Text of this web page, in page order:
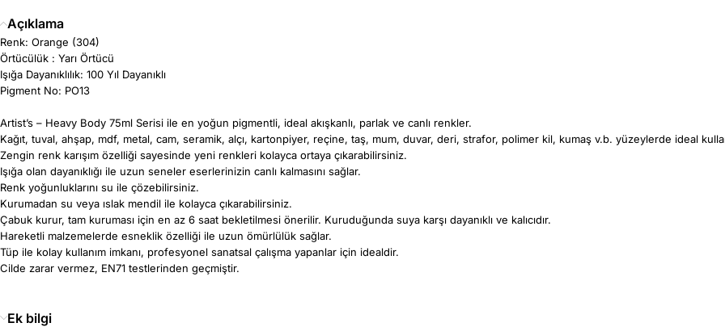
Açıklama
Renk: Orange (304)
Örtücülük : Yarı Örtücü
Işığa Dayanıklılık: 100 Yıl Dayanıklı
Pigment No: PO13
Artist’s – Heavy Body 75ml Serisi ile en yoğun pigmentli, ideal akışkanlı, parlak ve canlı renkler.
Kağıt, tuval, ahşap, mdf, metal, cam, seramik, alçı, kartonpiyer, reçine, taş, mum, duvar, deri, strafor, polimer kil, kumaş v.b. yüzeylerde ideal
Zengin renk karışım özelliği sayesinde yeni renkleri kolayca ortaya çıkarabilirsiniz.
Işığa olan dayanıklığı ile uzun seneler eserlerinizin canlı kalmasını sağlar.
Renk yoğunluklarını su ile çözebilirsiniz.
Kurumadan su veya ıslak mendil ile kolayca çıkarabilirsiniz.
Çabuk kurur, tam kuruması için en az 6 saat bekletilmesi önerilir. Kuruduğunda suya karşı dayanıklı ve kalıcıdır.
Hareketli malzemelerde esneklik özelliği ile uzun ömürlülük sağlar.
Tüp ile kolay kullanım imkanı, profesyonel sanatsal çalışma yapanlar için idealdir.
Cilde zarar vermez, EN71 testlerinden geçmiştir.
Ek bilgi